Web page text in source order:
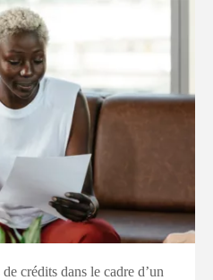
crédits dans le cadre d’un